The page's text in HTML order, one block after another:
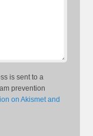
is sent to a
prevention
on Akismet and